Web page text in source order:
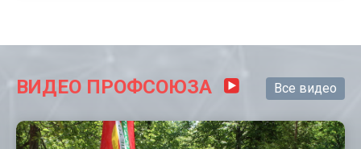
ВИДЕО ПРОФСОЮЗА Все видео